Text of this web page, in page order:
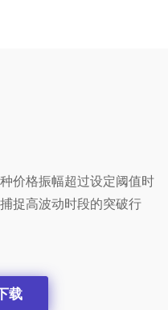
价格振幅超过设定阈值时
捉高波动时段的突破行
载